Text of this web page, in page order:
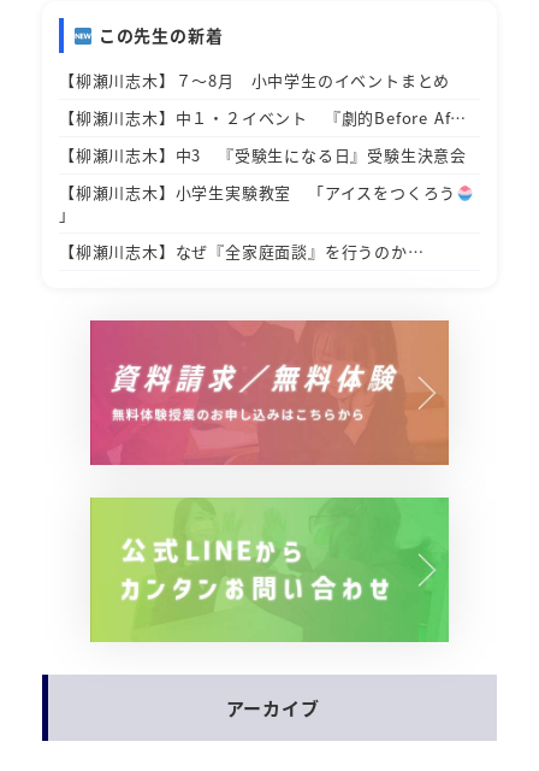
この先生の新着
【柳瀬川志木】７～8月 小中学生のイベントまとめ
【柳瀬川志木】中１・２イベント 『劇的Before Af…
【柳瀬川志木】中3 『受験生になる日』受験生決意会
【柳瀬川志木】小学生実験教室 「アイスをつくろう
」
【柳瀬川志木】なぜ『全家庭面談』を行うのか…
アーカイブ